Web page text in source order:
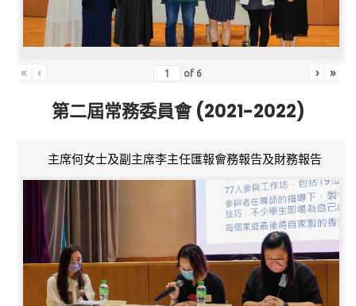
« ‹ of 6 › »
第二屆常務委員會 (2021-2022)
主席何女士及副主席李主任匯報會務報告及財務報告